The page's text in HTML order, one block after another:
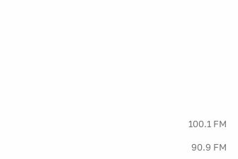
100.1 FM
90.9 FM